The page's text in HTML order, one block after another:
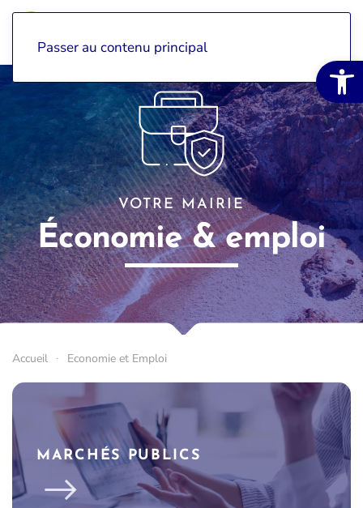
Ouvrir
Passer au contenu principal
VOTRE MAIRIE
Économie & emploi
Accueil Economie et Emploi
MARCHÉS PUBLICS